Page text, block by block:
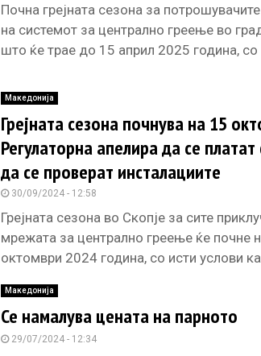
Почна грејната сезона за
на системот за централно греење во
што ќе трае до 15 април 2025 година,
Македонија
Грејната сезона почнува на 15
Регулаторна апелира да се
да се проверат инсталациите
30/09/2024 - 12:58
Грејната сезона во Скопје за сите
мрежата за централно греење ќе почне
октомври 2024 година, со исти услови
Македонија
Се намалува цената на парното
29/07/2024 - 12:34